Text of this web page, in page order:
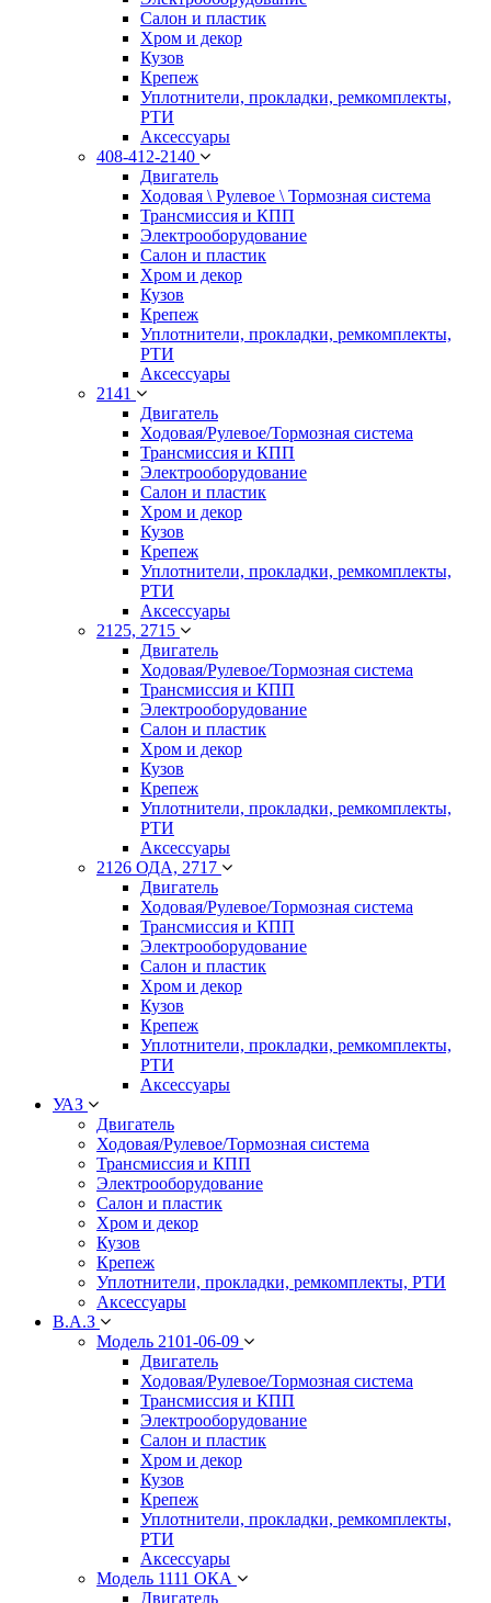
Салон и пластик
Хром и декор
Кузов
Крепеж
Уплотнители, прокладки, ремкомплекты,
РТИ
Аксессуары
408-412-2140
Двигатель
Ходовая \ Рулевое \ Тормозная система
Трансмиссия и КПП
Электрооборудование
Салон и пластик
Хром и декор
Кузов
Крепеж
Уплотнители, прокладки, ремкомплекты,
РТИ
Аксессуары
2141
Двигатель
Ходовая/Рулевое/Тормозная система
Трансмиссия и КПП
Электрооборудование
Салон и пластик
Хром и декор
Кузов
Крепеж
Уплотнители, прокладки, ремкомплекты,
РТИ
Аксессуары
2125, 2715
Двигатель
Ходовая/Рулевое/Тормозная система
Трансмиссия и КПП
Электрооборудование
Салон и пластик
Хром и декор
Кузов
Крепеж
Уплотнители, прокладки, ремкомплекты,
РТИ
Аксессуары
2126 ОДА, 2717
Двигатель
Ходовая/Рулевое/Тормозная система
Трансмиссия и КПП
Электрооборудование
Салон и пластик
Хром и декор
Кузов
Крепеж
Уплотнители, прокладки, ремкомплекты,
РТИ
Аксессуары
УАЗ
Двигатель
Ходовая/Рулевое/Тормозная система
Трансмиссия и КПП
Электрооборудование
Салон и пластик
Хром и декор
Кузов
Крепеж
Уплотнители, прокладки, ремкомплекты, РТИ
Аксессуары
В.А.З
Модель 2101-06-09
Двигатель
Ходовая/Рулевое/Тормозная система
Трансмиссия и КПП
Электрооборудование
Салон и пластик
Хром и декор
Кузов
Крепеж
Уплотнители, прокладки, ремкомплекты,
РТИ
Аксессуары
Модель 1111 ОКА
Двигатель